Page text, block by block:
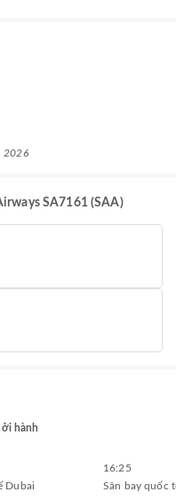
2026
SA7161 (SAA)
hành
Dubai
16:25
Sân bay quốc